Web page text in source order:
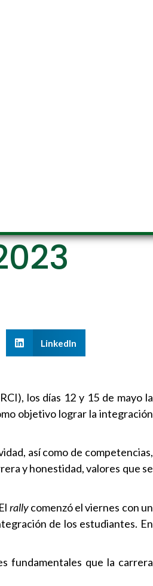
LinkedIn
los días 12 y 15 de mayo la
objetivo lograr la integración
así como de competencias,
y honestidad, valores que se
rallycomenzó el viernes con un
de los estudiantes. En
fundamentales que la carrera